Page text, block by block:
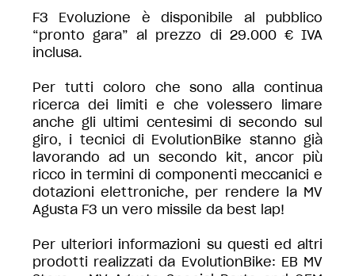
F3 Evoluzione è disponibile al pubblico
“pronto gara” al prezzo di 29.000 € IVA
inclusa.
Per tutti coloro che sono alla continua
ricerca dei limiti e che volessero limare
anche gli ultimi centesimi di secondo sul
giro, i tecnici di EvolutionBike stanno già
lavorando ad un secondo kit, ancor più
ricco in termini di componenti meccanici e
dotazioni elettroniche, per rendere la MV
Agusta F3 un vero missile da best lap!
Per ulteriori informazioni su questi ed altri
prodotti realizzati da EvolutionBike: EB MV